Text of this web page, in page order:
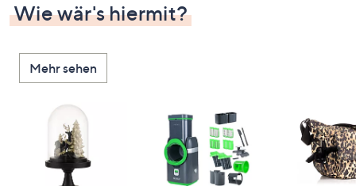
Wie wär's hiermit?
Mehr sehen